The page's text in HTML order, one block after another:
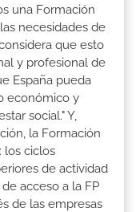
una Formación
necesidades de
que esto
y profesional de
España pueda
económico y
social." Y,
la Formación
los ciclos
de actividad
acceso a la FP
de las empresas